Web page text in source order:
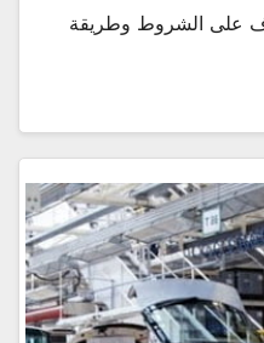
على الشروط وطريقة